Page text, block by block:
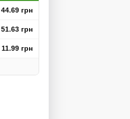
44.69 грн
51.63 грн
11.99 грн